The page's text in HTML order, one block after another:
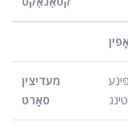
מעדיצין
סאָרט